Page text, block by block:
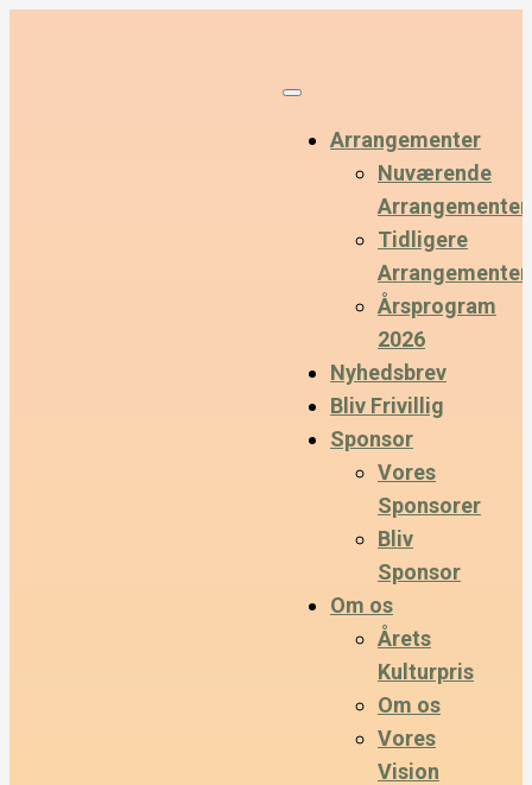
Arrangementer
Nuværende
Arrangementer
Tidligere
Arrangementer
Årsprogram
2026
Nyhedsbrev
Bliv Frivillig
Sponsor
Vores
Sponsorer
Bliv
Sponsor
Om os
Årets
Kulturpris
Om os
Vores
Vision